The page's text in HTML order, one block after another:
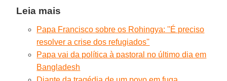
Leia mais
Papa Francisco sobre os Rohingya: ''É preciso
resolver a crise dos refugiados''
Papa vai da política à pastoral no último dia em
Bangladesh